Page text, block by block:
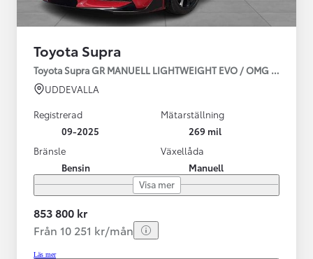
Toyota Supra
Toyota Supra GR MANUELL LIGHTWEIGHT EVO / OMG LEV!
UDDEVALLA
Registrerad
09-2025
Mätarställning
269 mil
Bränsle
Bensin
Växellåda
Manuell
Visa mer
853 800 kr
Från 10 251 kr/mån
Läs mer